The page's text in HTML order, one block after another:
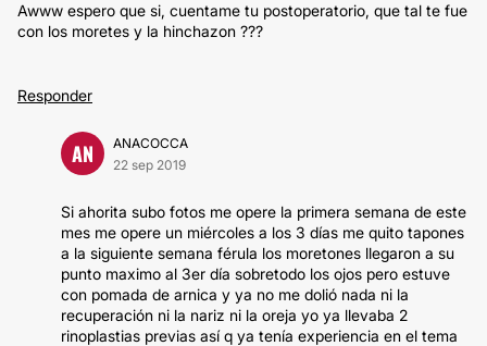
Awww espero que si, cuentame tu postoperatorio, que tal te fue
con los moretes y la hinchazon ???
Responder
AN
ANACOCCA
22 sep 2019
Si ahorita subo fotos me opere la primera semana de este
mes me opere un miércoles a los 3 días me quito tapones
a la siguiente semana férula los moretones llegaron a su
punto maximo al 3er día sobretodo los ojos pero estuve
con pomada de arnica y ya no me dolió nada ni la
recuperación ni la nariz ni la oreja yo ya llevaba 2
rinoplastias previas así q ya tenía experiencia en el tema